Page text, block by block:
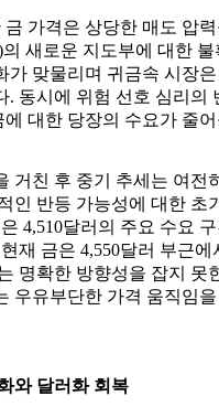
금 가격은 상당한 매도 압
새로운 지도부에 대한 불
가 맞물리며 귀금속 시장은
. 동시에 위험 선호 심리의
대한 당장의 수요가 줄
거친 후 중기 추세는 여전
인 반등 가능성에 대한 초
4,510달러의 주요 수요
재 금은 4,550달러 부근에
명확한 방향성을 잡지 못
우유부단한 가격 움직임을
와 달러화 회복